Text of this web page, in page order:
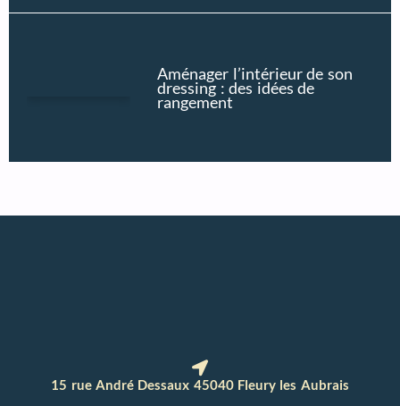
Aménager l’intérieur de son
dressing : des idées de
rangement
15 rue André Dessaux 45040 Fleury les Aubrais